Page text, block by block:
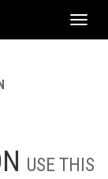
USE THIS